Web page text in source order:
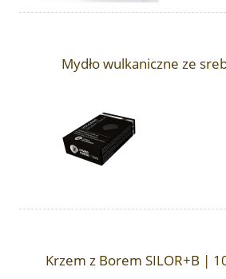
Mydło wulkaniczne ze
Krzem z Borem SILOR+B |